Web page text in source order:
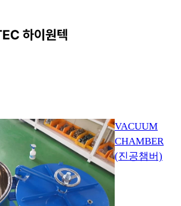
VACUUM
CHAMBER
(진공챔버)